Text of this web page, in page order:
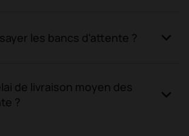
les bancs d'attente ?
de livraison moyen des
?